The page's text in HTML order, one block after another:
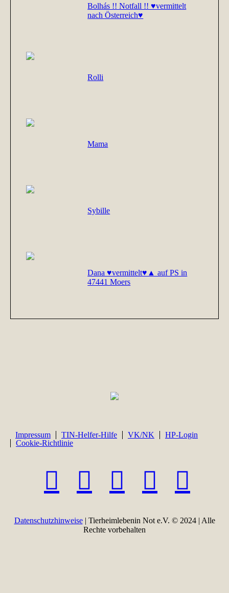
Bolhás !! Notfall !! ♥vermittelt
nach Österreich♥
Rolli
Mama
Sybille
Dana ♥vermittelt♥▲ auf PS in
47441 Moers
Impressum TIN-Helfer-Hilfe VK/NK
HP-Login
Cookie-Richtlinie
Datenschutzhinweise| Tierheimlebenin Not e.V. © 2024 | Alle
Rechte vorbehalten